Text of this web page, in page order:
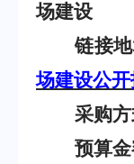
场建设
链接
场建设公
采购
预算金